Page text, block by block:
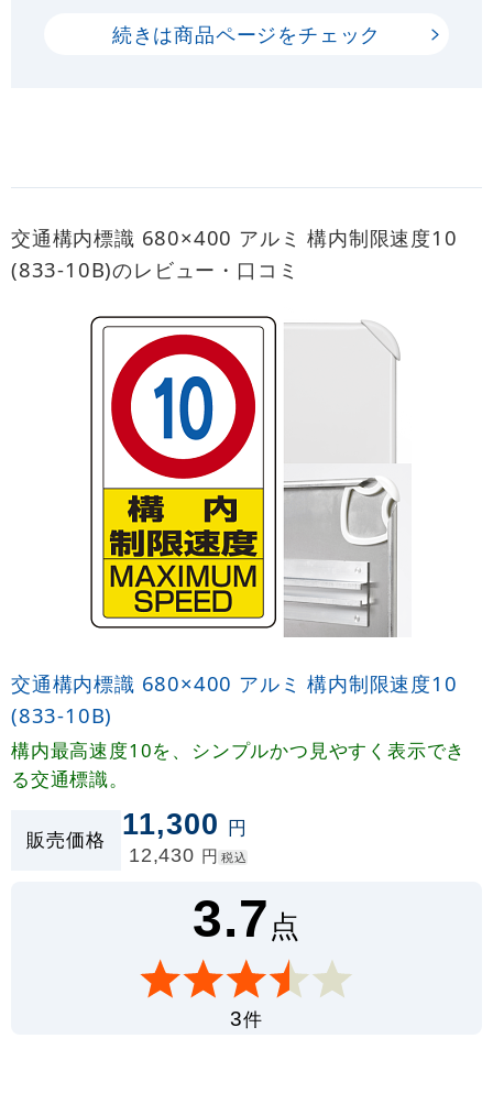
続きは商品ページをチェック
交通構内標識 680×400 アルミ 構内制限速度10
(833-10B)のレビュー・口コミ
交通構内標識 680×400 アルミ 構内制限速度10
(833-10B)
構内最高速度10を、シンプルかつ見やすく表示でき
る交通標識。
販売価格 11,300 円
12,430 円 税込
3.7点
3件